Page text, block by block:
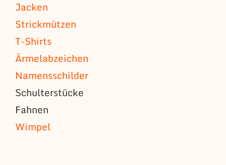
Jacken
Strickmützen
T-Shirts
Ärmelabzeichen
Namensschilder
Schulterstücke
Fahnen
Wimpel